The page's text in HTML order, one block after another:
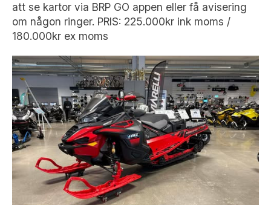
att se kartor via BRP GO appen eller få avisering
om någon ringer. PRIS: 225.000kr ink moms /
180.000kr ex moms